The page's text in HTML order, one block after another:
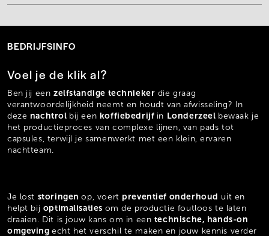
BEDRIJFSINFO
Voel je de klik al?
Ben jij een zelfstandige technieker die graag
verantwoordelijkheid neemt en houdt van afwisseling? In
deze nachtrol bij een koffiebedrijf in Londerzeel bewaak je
het productieproces van complexe lijnen, van pads tot
capsules, terwijl je samenwerkt met een klein, ervaren
nachtteam.
Je lost storingenop, voert preventief onderhoud uit en
helpt bij optimalisaties om de productie foutloos te laten
draaien. Dit is jouw kans om in een technische, hands-on
omgevingecht het verschil te maken en jouw kennis verder